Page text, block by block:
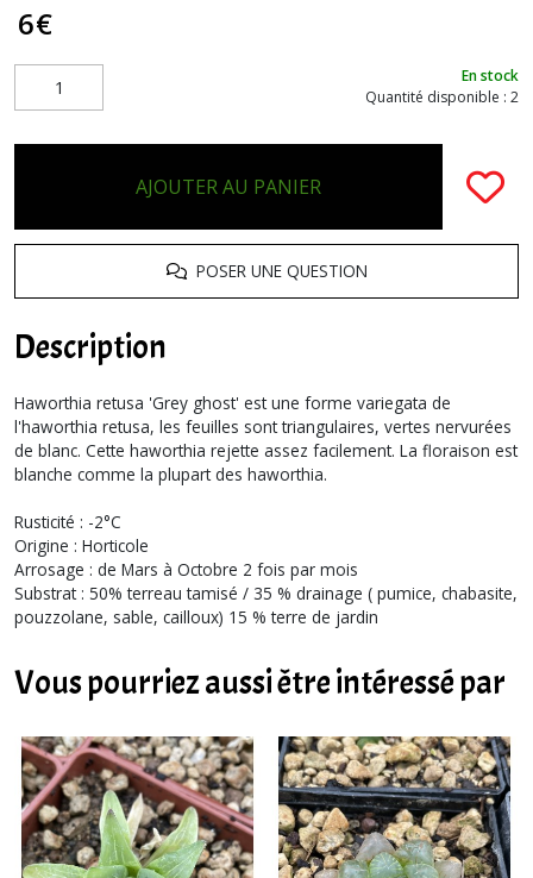
6€
En stock
Quantité disponible : 2
AJOUTER AU PANIER
POSER UNE QUESTION
Description
Haworthia retusa 'Grey ghost' est une forme variegata de
l'haworthia retusa, les feuilles sont triangulaires, vertes nervurées
de blanc. Cette haworthia rejette assez facilement. La floraison est
blanche comme la plupart des haworthia.
Rusticité : -2°C
Origine : Horticole
Arrosage : de Mars à Octobre 2 fois par mois
Substrat : 50% terreau tamisé / 35 % drainage ( pumice, chabasite,
pouzzolane, sable, cailloux) 15 % terre de jardin
Vous pourriez aussi être intéressé par